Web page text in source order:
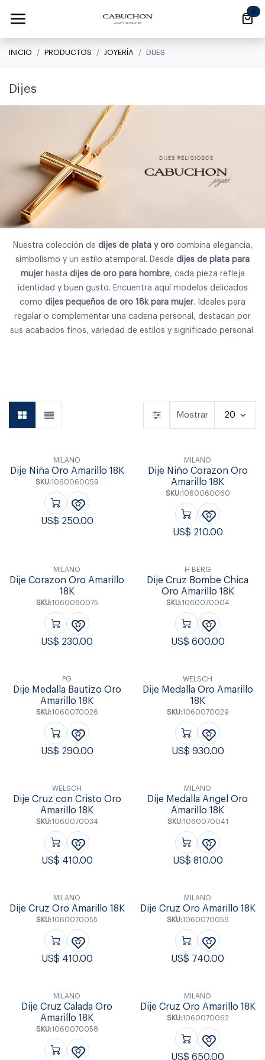
0
INICIO PRODUCTOS JOYERÍA DIJES
Dijes
Nuestra colección de dijes de plata y orocombina elegancia,
simbolismo y un estilo atemporal. Desde dijes de plata para
mujerhasta dijes de oro para hombre, cada pieza refleja
identidad y buen gusto. Encuentra aquí modelos delicados
como dijes pequeños de oro 18k para mujer. Ideales para
regalar o complementar una cadena personal, destacan por
sus acabados finos, variedad de estilos y significado personal.
Mostrar 20
MILANO
Dije Niña Oro Amarillo 18K
SKU:1060060059
US$ 250.00
MILANO
Dije Niño Corazon Oro
Amarillo 18K
SKU:1060060060
US$ 210.00
MILANO
Dije Corazon Oro Amarillo
18K
SKU:1060060075
US$ 230.00
H BERG
Dije Cruz Bombe Chica
Oro Amarillo 18K
SKU:1060070004
US$ 600.00
PG
Dije Medalla Bautizo Oro
Amarillo 18K
SKU:1060070026
US$ 290.00
WELSCH
Dije Medalla Oro Amarillo
18K
SKU:1060070029
US$ 930.00
WELSCH
Dije Cruz con Cristo Oro
Amarillo 18K
SKU:1060070034
US$ 410.00
MILANO
Dije Medalla Angel Oro
Amarillo 18K
SKU:1060070041
US$ 810.00
MILANO
Dije Cruz Oro Amarillo 18K
SKU:1060070055
US$ 410.00
MILANO
Dije Cruz Oro Amarillo 18K
SKU:1060070056
US$ 740.00
MILANO
Dije Cruz Calada Oro
Amarillo 18K
SKU:1060070058
MILANO
Dije Cruz Oro Amarillo 18K
SKU:1060070062
US$650.00